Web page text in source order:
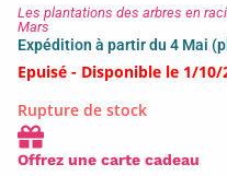
Les plantations des arbres en
Mars
Expédition à partir du 4 Mai
Epuisé - Disponible le 1/10/
Rupture de stock
Offrez une carte cadeau